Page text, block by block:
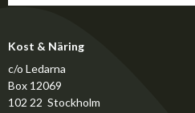
Kost & Näring
c/o Ledarna
Box 12069
102 22 Stockholm